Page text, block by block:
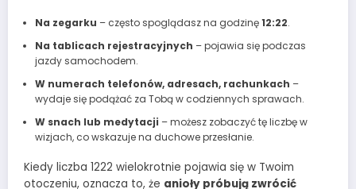
Na zegarku – często spoglądasz na godzinę12:22.
Na tablicach rejestracyjnych – pojawia się podczas
jazdy samochodem.
W numerach telefonów, adresach, rachunkach –
wydaje się podążać za Tobą w codziennych sprawach.
W snach lub medytacji – możesz zobaczyć tę liczbę w
wizjach, co wskazuje na duchowe przesłanie.
Kiedy liczba 1222 wielokrotnie pojawia się w Twoim
otoczeniu, oznacza to, że anioły próbują zwrócić